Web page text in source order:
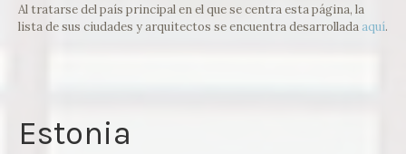
Al tratarse del país principal en el que se centra esta página, la
lista de sus ciudades y arquitectos se encuentra desarrollada aquí.
Estonia